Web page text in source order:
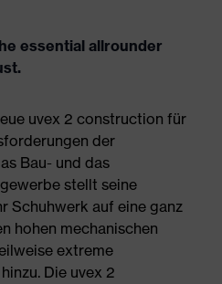
essential allrounder
uvex 2 construction für
der
Bau- und das
stellt seine
Schuhwerk auf eine ganz
hohen mechanischen
extreme
Die uvex 2